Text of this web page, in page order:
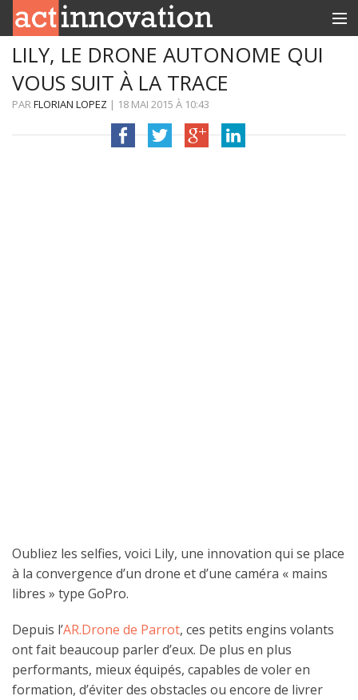
RUBRIQUES
INNOBOX
LILY, LE DRONE AUTONOME QUI
VOUS SUIT À LA TRACE
PARFLORIAN LOPEZ | 18 MAI 2015 À 10:43
Oubliez les selfies, voici Lily, une innovation qui se place
à la convergence d’un drone et d’une caméra « mains
libres » type GoPro.
Depuis l’AR.Drone de Parrot, ces petits engins volants
ont fait beaucoup parler d’eux. De plus en plus
performants, mieux équipés, capables de voler en
formation, d’éviter des obstacles ou encore de livrer